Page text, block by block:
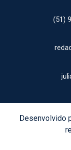
(51)
Desenvolvido